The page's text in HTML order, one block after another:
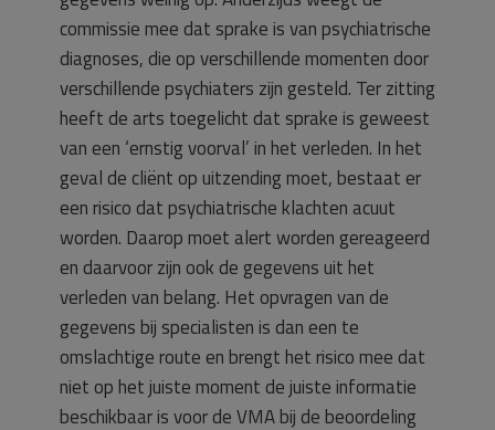
commissie mee dat sprake is van psychiatrische
diagnoses, die op verschillende momenten door
verschillende psychiaters zijn gesteld. Ter zitting
heeft de arts toegelicht dat sprake is geweest
van een ‘ernstig voorval’ in het verleden. In het
geval de cliënt op uitzending moet, bestaat er
een risico dat psychiatrische klachten acuut
worden. Daarop moet alert worden gereageerd
en daarvoor zijn ook de gegevens uit het
verleden van belang. Het opvragen van de
gegevens bij specialisten is dan een te
omslachtige route en brengt het risico mee dat
niet op het juiste moment de juiste informatie
beschikbaar is voor de VMA bij de beoordeling